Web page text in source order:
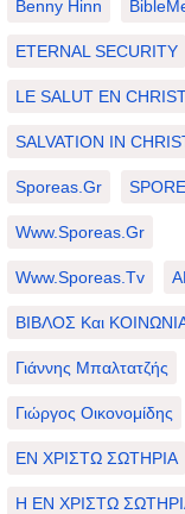
Benny Hinn
ETERNAL SECURITY
LE SALUT EN
SALVATION IN
Sporeas.gr
Www.sporeas.gr
Www.sporeas.tv
ΒΙΒΛΟΣ Και
Γιάννης Μπαλτατζής
Γιώργος Οικονομίδης
ΕΝ ΧΡΙΣΤΩ ΣΩΤΗΡΙΑ
Η ΕΝ ΧΡΙΣΤΩ